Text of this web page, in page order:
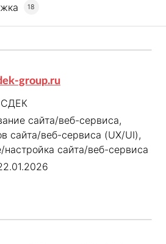
18
group.ru
СДЕК
сайта/веб-сервиса,
сайта/веб-сервиса (UX/UI),
сайта/веб-сервиса